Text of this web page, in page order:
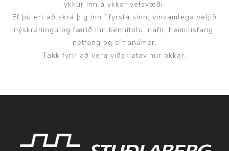
ykkur inn á ykkar vefsvæði.
Ef þú ert að skrá þig inn í fyrsta sinn, vinsamlega veljið
nýskráningu og færið inn kennitölu, nafn, heimilisfang,
netfang og símanúmer.
Takk fyrir að vera viðskiptavinur okkar.